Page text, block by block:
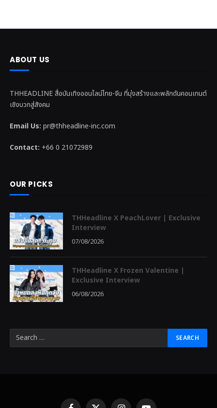
ABOUT US
THHEADLINE สื่อบันเทิงออนไลน์ไทย-จีน ที่มุ่งสร้างและพลักดันคอนเทนต์
เชิงบวกสู่สังคม
Email Us: pr@thheadline-inc.com
Contact: +66 0 21072989
OUR PICKS
THHeadline X PeachLover | Exclusive
Interview
07/08/2026
THHeadline X Frozen Valentine |
Exclusive Interview
06/08/2026